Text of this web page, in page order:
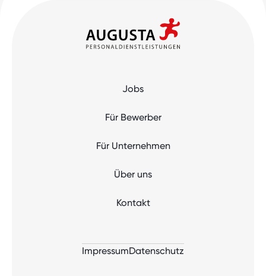
Jobs
Für Bewerber
Für Unternehmen
Über uns
Kontakt
ImpressumDatenschutz